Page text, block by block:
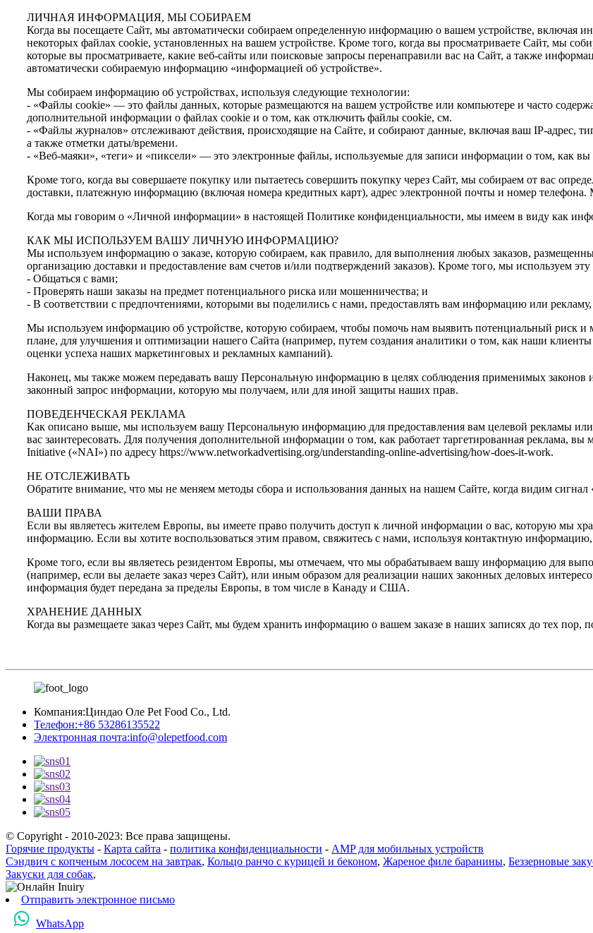
ЛИЧНАЯ ИНФОРМАЦИЯ, МЫ СОБИРАЕМ
Когда вы посещаете Сайт, мы автоматически собираем определенную информацию о вашем устройстве, включая
некоторых файлах cookie, установленных на вашем устройстве. Кроме того, когда вы просматриваете Сайт, мы
которые вы просматриваете, какие веб-сайты или поисковые запросы перенаправили вас на Сайт, а также
автоматически собираемую информацию «информацией об устройстве».
Мы собираем информацию об устройствах, используя следующие технологии:
- «Файлы cookie» — это файлы данных, которые размещаются на вашем устройстве или компьютере и часто
дополнительной информации о файлах cookie и о том, как отключить файлы cookie, см.
- «Файлы журналов» отслеживают действия, происходящие на Сайте, и собирают данные, включая ваш IP-адрес,
а также отметки даты/времени.
- «Веб-маяки», «теги» и «пиксели» — это электронные файлы, используемые для записи информации о том, как вы
Кроме того, когда вы совершаете покупку или пытаетесь совершить покупку через Сайт, мы собираем от вас
доставки, платежную информацию (включая номера кредитных карт), адрес электронной почты и номер
Когда мы говорим о «Личной информации» в настоящей Политике конфиденциальности, мы имеем в виду как
КАК МЫ ИСПОЛЬЗУЕМ ВАШУ ЛИЧНУЮ ИНФОРМАЦИЮ?
Мы используем информацию о заказе, которую собираем, как правило, для выполнения любых заказов,
организацию доставки и предоставление вам счетов и/или подтверждений заказов). Кроме того, мы используем
- Общаться с вами;
- Проверять наши заказы на предмет потенциального риска или мошенничества; и
- В соответствии с предпочтениями, которыми вы поделились с нами, предоставлять вам информацию или
Мы используем информацию об устройстве, которую собираем, чтобы помочь нам выявить потенциальный риск и
плане, для улучшения и оптимизации нашего Сайта (например, путем создания аналитики о том, как наши
оценки успеха наших маркетинговых и рекламных кампаний).
Наконец, мы также можем передавать вашу Персональную информацию в целях соблюдения применимых законов и
законный запрос информации, которую мы получаем, или для иной защиты наших прав.
ПОВЕДЕНЧЕСКАЯ РЕКЛАМА
Как описано выше, мы используем вашу Персональную информацию для предоставления вам целевой рекламы
вас заинтересовать. Для получения дополнительной информации о том, как работает таргетированная реклама,
Initiative («NAI») по адресу https://www.networkadvertising.org/understanding-online-advertising/how-does-it-work.
НЕ ОТСЛЕЖИВАТЬ
Обратите внимание, что мы не меняем методы сбора и использования данных на нашем Сайте, когда видим сигнал
ВАШИ ПРАВА
Если вы являетесь жителем Европы, вы имеете право получить доступ к личной информации о вас, которую мы
информацию. Если вы хотите воспользоваться этим правом, свяжитесь с нами, используя контактную
Кроме того, если вы являетесь резидентом Европы, мы отмечаем, что мы обрабатываем вашу информацию для
(например, если вы делаете заказ через Сайт), или иным образом для реализации наших законных деловых
информация будет передана за пределы Европы, в том числе в Канаду и США.
ХРАНЕНИЕ ДАННЫХ
Когда вы размещаете заказ через Сайт, мы будем хранить информацию о вашем заказе в наших записях до тех пор,
Компания:Циндао Оле Pet Food Co., Ltd.
Телефон:+86 53286135522
Электронная почта:info@olepetfood.com
© Copyright - 2010-2023: Все права защищены.
Горячие продукты - Карта сайта - политика конфиденциальности - AMP для мобильных устройств
Сэндвич с копченым лососем на завтрак, Кольцо ранчо с курицей и беконом, Жареное филе баранины, Беззерновые
Закуски для собак,
Отправить электронное письмо
WhatsApp